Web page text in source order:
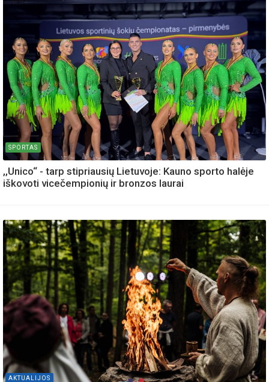
SPORTAS
,,Unico“ - tarp stipriausių Lietuvoje: Kauno sporto halėje
iškovoti vicečempionių ir bronzos laurai
AKTUALIJOS